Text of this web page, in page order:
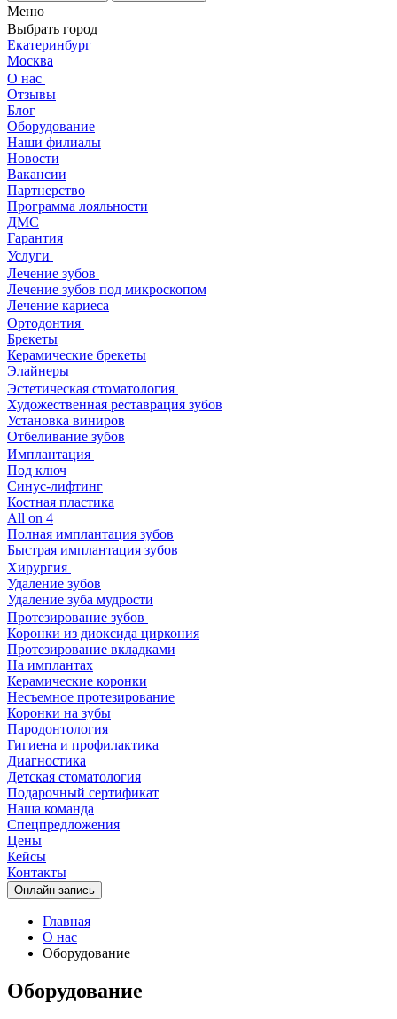
Меню
Выбрать город
Екатеринбург
Москва
О нас
Отзывы
Блог
Оборудование
Наши филиалы
Новости
Вакансии
Партнерство
Программа лояльности
ДМС
Гарантия
Услуги
Лечение зубов
Лечение зубов под микроскопом
Лечение кариеса
Ортодонтия
Брекеты
Керамические брекеты
Элайнеры
Эстетическая стоматология
Художественная реставрация зубов
Установка виниров
Отбеливание зубов
Имплантация
Под ключ
Синус-лифтинг
Костная пластика
All on 4
Полная имплантация зубов
Быстрая имплантация зубов
Хирургия
Удаление зубов
Удаление зуба мудрости
Протезирование зубов
Коронки из диоксида циркония
Протезирование вкладками
На имплантах
Керамические коронки
Несъемное протезирование
Коронки на зубы
Пародонтология
Гигиена и профилактика
Диагностика
Детская стоматология
Подарочный сертификат
Наша команда
Спецпредложения
Цены
Кейсы
Контакты
Oнлайн запись
Главная
О нас
Оборудование
Оборудование